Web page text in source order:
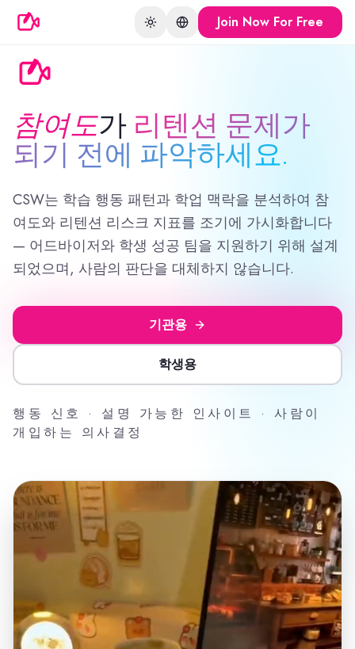
Toggle theme
Change language
Join Now For Free
참여도가 리텐션 문제가
되기 전에 파악하세요.
CSW는 학습 행동 패턴과 학업 맥락을 분석하여 참
여도와 리텐션 리스크 지표를 조기에 가시화합니다
— 어드바이저와 학생 성공 팀을 지원하기 위해 설계
되었으며, 사람의 판단을 대체하지 않습니다.
기관용
학생용
행동 신호 · 설명 가능한 인사이트 · 사람이
개입하는 의사결정